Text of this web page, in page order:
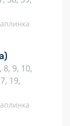
8, 9, 10,
19,